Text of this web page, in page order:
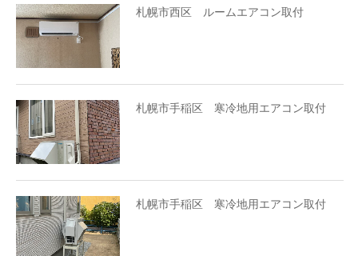
札幌市西区 ルームエアコン取付
札幌市手稲区 寒冷地用エアコン取付
札幌市手稲区 寒冷地用エアコン取付